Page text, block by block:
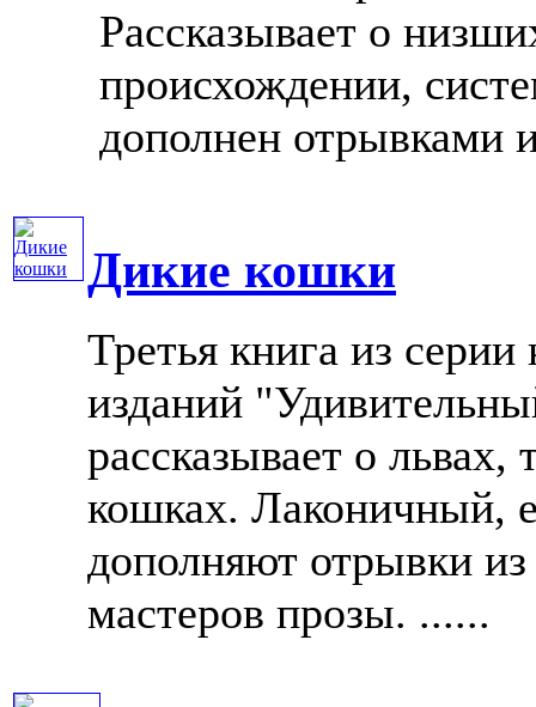
Рассказывает о
происхождении,
дополнен отрывками
Дикие кошки
Третья книга из
изданий
рассказывает о львах,
кошках. Лаконичный,
дополняют отрывки
мастеров прозы. ......